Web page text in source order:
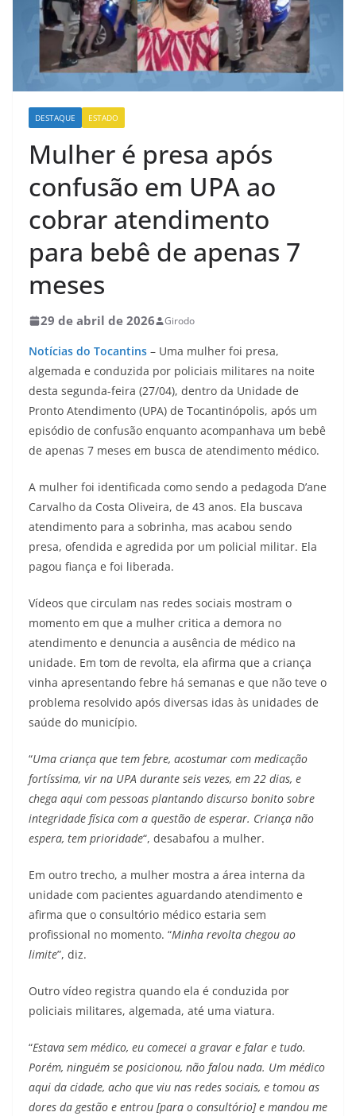
DESTAQUE ESTADO
Mulher é presa após
confusão em UPA ao
cobrar atendimento
para bebê de apenas 7
meses
29 de abril de 2026 Girodo
Notícias do Tocantins – Uma mulher foi presa,
algemada e conduzida por policiais militares na noite
desta segunda-feira (27/04), dentro da Unidade de
Pronto Atendimento (UPA) de Tocantinópolis, após um
episódio de confusão enquanto acompanhava um bebê
de apenas 7 meses em busca de atendimento médico.
A mulher foi identificada como sendo a pedagoda D’ane
Carvalho da Costa Oliveira, de 43 anos. Ela buscava
atendimento para a sobrinha, mas acabou sendo
presa, ofendida e agredida por um policial militar. Ela
pagou fiança e foi liberada.
Vídeos que circulam nas redes sociais mostram o
momento em que a mulher critica a demora no
atendimento e denuncia a ausência de médico na
unidade. Em tom de revolta, ela afirma que a criança
vinha apresentando febre há semanas e que não teve o
problema resolvido após diversas idas às unidades de
saúde do município.
“Uma criança que tem febre, acostumar com medicação
fortíssima, vir na UPA durante seis vezes, em 22 dias, e
chega aqui com pessoas plantando discurso bonito sobre
integridade física com a questão de esperar. Criança não
espera, tem prioridade“, desabafou a mulher.
Em outro trecho, a mulher mostra a área interna da
unidade com pacientes aguardando atendimento e
afirma que o consultório médico estaria sem
profissional no momento. “Minha revolta chegou ao
limite”, diz.
Outro vídeo registra quando ela é conduzida por
policiais militares, algemada, até uma viatura.
“Estava sem médico, eu comecei a gravar e falar e tudo.
Porém, ninguém se posicionou, não falou nada. Um médico
aqui da cidade, acho que viu nas redes sociais, e tomou as
dores da gestão e entrou [para o consultório] e mandou me